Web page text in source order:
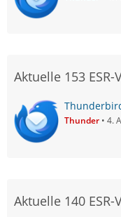
Aktuelle 153 ESR-
Thunder 4.
Aktuelle 140 ESR-